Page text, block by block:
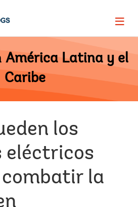
Page
América Latina y el
Caribe
los
eléctricos
la